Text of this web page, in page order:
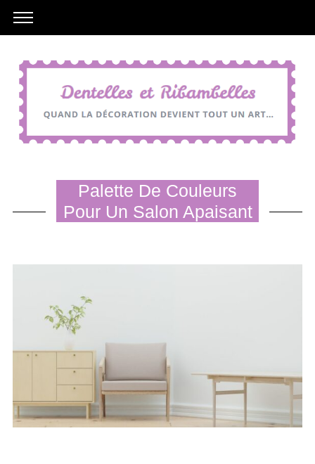
Palette De Couleurs
Pour Un Salon Apaisant